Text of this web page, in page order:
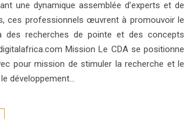
une dynamique assemblée d’experts et de
ces professionnels œuvrent à promouvoir le
des recherches de pointe et des concepts
Mission Le CDA se positionne
pour mission de stimuler la recherche et le
développement…